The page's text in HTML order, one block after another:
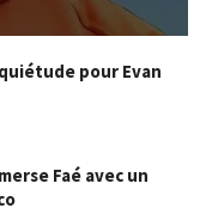
pour Evan
Faé avec un